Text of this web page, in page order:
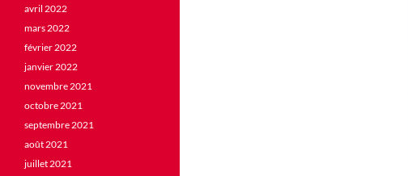
avril 2022
mars 2022
février 2022
janvier 2022
novembre 2021
octobre 2021
septembre 2021
août 2021
juillet 2021